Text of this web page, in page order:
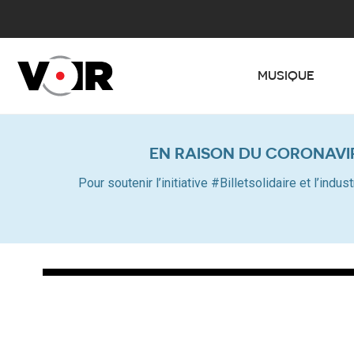
MUSIQUE
EN RAISON DU
Pour soutenir l’initiative #Billetsolidaire et